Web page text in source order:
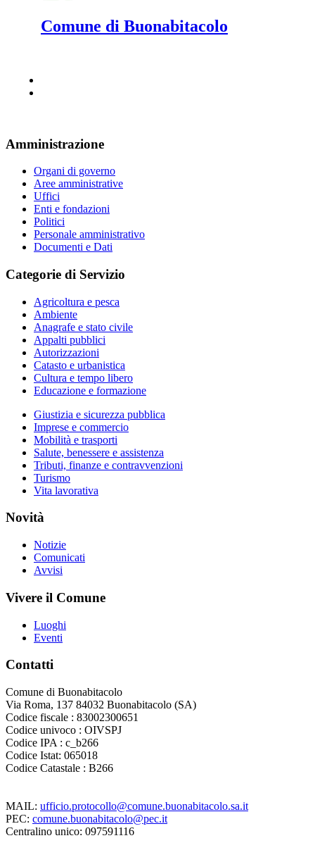
Comune di Buonabitacolo
Amministrazione
Organi di governo
Aree amministrative
Uffici
Enti e fondazioni
Politici
Personale amministrativo
Documenti e Dati
Categorie di Servizio
Agricoltura e pesca
Ambiente
Anagrafe e stato civile
Appalti pubblici
Autorizzazioni
Catasto e urbanistica
Cultura e tempo libero
Educazione e formazione
Giustizia e sicurezza pubblica
Imprese e commercio
Mobilità e trasporti
Salute, benessere e assistenza
Tributi, finanze e contravvenzioni
Turismo
Vita lavorativa
Novità
Notizie
Comunicati
Avvisi
Vivere il Comune
Luoghi
Eventi
Contatti
Comune di Buonabitacolo
Via Roma, 137 84032 Buonabitacolo (SA)
Codice fiscale : 83002300651
Codice univoco : OIVSPJ
Codice IPA : c_b266
Codice Istat: 065018
Codice Catastale : B266
MAIL: ufficio.protocollo@comune.buonabitacolo.sa.it
PEC: comune.buonabitacolo@pec.it
Centralino unico: 097591116